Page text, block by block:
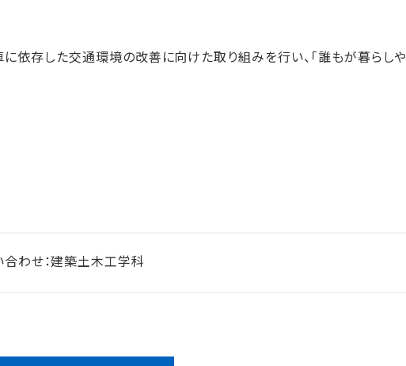
依存した交通環境の改善に向けた取り組みを行い、「誰もが暮らしや
合わせ：建築土木工学科